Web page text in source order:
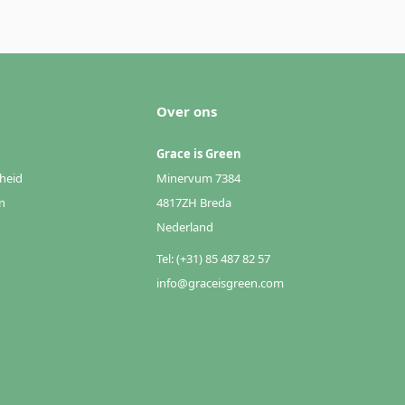
Over ons
Grace is Green
Minervum 7384
4817ZH Breda
Nederland
Tel: (+31) 85 487 82 57
info@graceisgreen.com